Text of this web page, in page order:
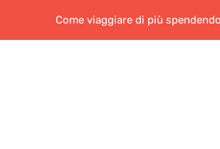
Come viaggiare di più